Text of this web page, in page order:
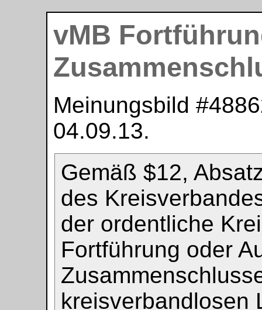
vMB
Meinungsbild #
04.09.13.
Gemäß $12,
des
der ordentliche
Fortführung oder
kreisverbandlosen